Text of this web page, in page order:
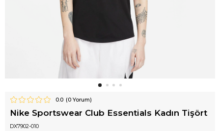
0.0 (0Yorum)
Nike Sportswear Club Essentials Kadın Tişört
DX7902-010